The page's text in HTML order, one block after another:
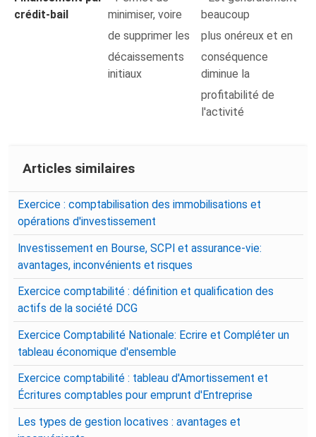
crédit-bail
minimiser, voire
de supprimer les
décaissements
initiaux
beaucoup
plus onéreux et en
conséquence
diminue la
profitabilité de
l'activité
Articles similaires
Exercice : comptabilisation des immobilisations et
opérations d'investissement
Investissement en Bourse, SCPI et assurance-vie:
avantages, inconvénients et risques
Exercice comptabilité : définition et qualification des
actifs de la société DCG
Exercice Comptabilité Nationale: Ecrire et Compléter un
tableau économique d'ensemble
Exercice comptabilité : tableau d'Amortissement et
Écritures comptables pour emprunt d'Entreprise
Les types de gestion locatives : avantages et